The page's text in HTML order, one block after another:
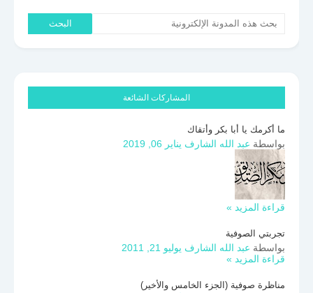
المشاركات الشائعة
ما أكرمك يا أبا بكر وأتقاك
بواسطة عبد الله الشارف يناير 06, 2019
قراءة المزيد »
تجربتي الصوفية
بواسطة عبد الله الشارف يوليو 21, 2011
قراءة المزيد »
مناظرة صوفية (الجزء الخامس والأخير)